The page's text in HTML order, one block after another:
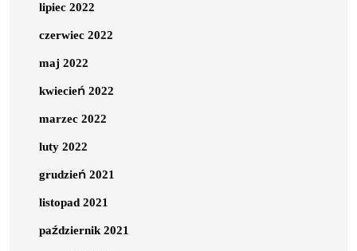
lipiec 2022
czerwiec 2022
maj 2022
kwiecień 2022
marzec 2022
luty 2022
grudzień 2021
listopad 2021
październik 2021